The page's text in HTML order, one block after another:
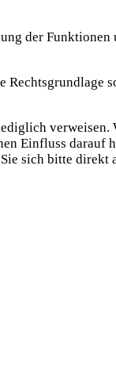
der Funktionen
Rechtsgrundlage
verweisen.
Einfluss darauf
sich bitte direkt